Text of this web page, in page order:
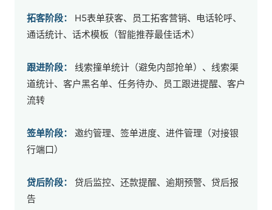
拓客阶段：
H5表单获客、员工拓客营销、电话轮呼、
通话统计、话术模板（智能推荐最佳话术）
跟进阶段：
线索撞单统计（避免内部抢单）、线索渠
道统计、客户黑名单、任务待办、员工跟进提醒、客户
流转
签单阶段：
邀约管理、签单进度、进件管理（对接银
行端口）
贷后阶段：
贷后监控、还款提醒、逾期预警、贷后报
告